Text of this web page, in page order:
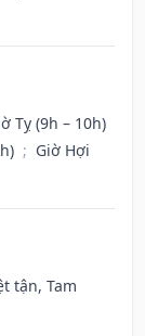
Tỵ (9h – 10h)
; Giờ Hợi
tận, Tam